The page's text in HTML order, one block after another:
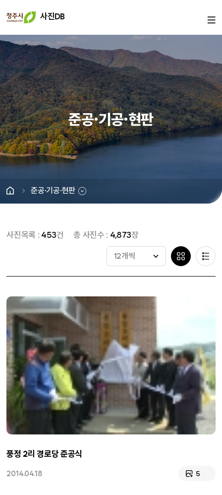
사진DB
준공·기공·현판
준공·기공·현판
사진목록 : 453건 총 사진수 : 4,873장
12개씩
풍정 2리 경로당 준공식
2014.04.18 5